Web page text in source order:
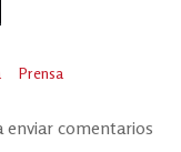
Prensa
enviar comentarios